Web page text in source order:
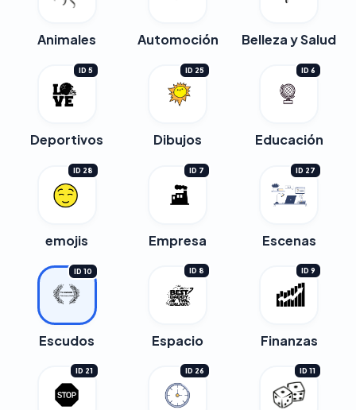
Animales Automoción Belleza y Salud
ID 5
Deportivos
ID 25
Dibujos
ID 6
Educación
ID 28
emojis
ID 7
Empresa
ID 27
Escenas
ID 10
Escudos
ID 8
Espacio
ID 9
Finanzas
ID 21 ID 26 ID 11